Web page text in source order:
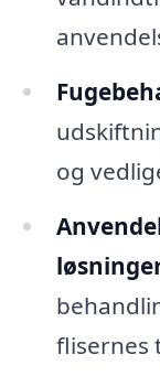
og
flisernes